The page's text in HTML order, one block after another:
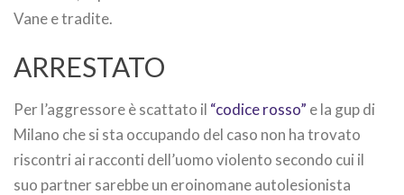
Vane e tradite.
ARRESTATO
Per l’aggressore è scattato il “codice rosso” e la gup di
Milano che si sta occupando del caso non ha trovato
riscontri ai racconti dell’uomo violento secondo cui il
suo partner sarebbe un eroinomane autolesionista